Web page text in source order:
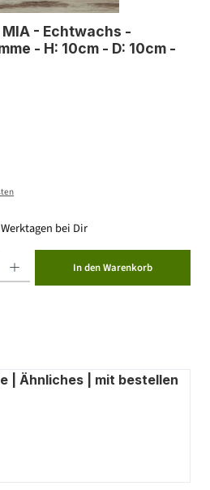
- Echtwachs -
- H: 10cm - D: 10cm -
bei Dir
In den Warenkorb
| Ähnliches | mit bestellen